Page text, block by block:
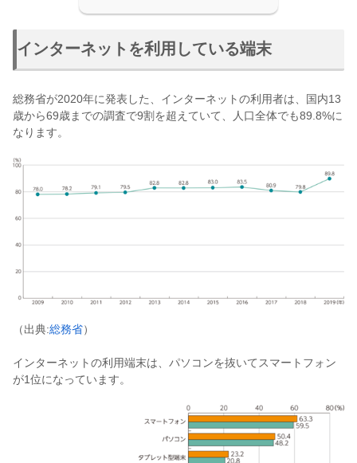
インターネットを利用している端末
総務省が2020年に発表した、インターネットの利用者は、国内13
歳から69歳までの調査で9割を超えていて、人口全体でも89.8%に
なります。
（出典:総務省）
インターネットの利用端末は、パソコンを抜いてスマートフォン
が1位になっています。